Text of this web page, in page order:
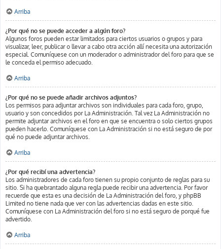
Arriba
¿Por qué no se puede acceder a algún foro?
Algunos foros pueden estar limitados para ciertos usuarios o grupos y para
visualizar, leer, publicar o llevar a cabo otra acción allí necesita una autorización
especial. Comuníquese con un moderador o administrador del foro para que se
le conceda el permiso adecuado.
Arriba
¿Por qué no se puede añadir archivos adjuntos?
Los permisos para adjuntar archivos son individuales para cada foro, grupo,
usuario y son concedidos por La Administración. Tal vez La Administración no
permite adjuntar archivos en el foro en que se encuentra o solo ciertos grupos
pueden hacerlo. Comuníquese con La Administración si no está seguro de por
qué no puede adjuntar archivos.
Arriba
¿Por qué recibí una advertencia?
Los administradores de cada foro tienen su propio conjunto de reglas para su
sitio. Si ha quebrantado alguna regla puede recibir una advertencia. Por favor
recuerde que esta es una decisión de La Administración del foro, y phpBB
Limited no tiene nada que ver con las advertencias dadas en este sitio.
Comuníquese con La Administración del foro si no está seguro de porqué fue
advertido.
Arriba